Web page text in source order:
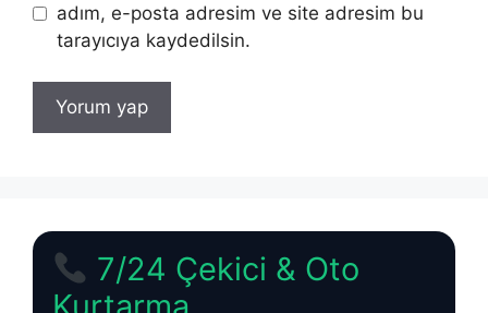
adım, e-posta adresim ve site adresim bu
tarayıcıya kaydedilsin.
7/24 Çekici & Oto